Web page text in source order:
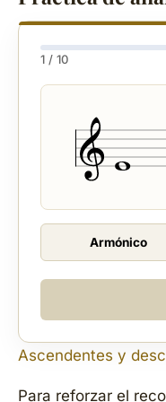
1 / 10
Armónico
Ascendentes y
Para reforzar el